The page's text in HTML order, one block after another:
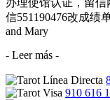
办理使馆认证，留
信551190476改成绩
and Mary
- Leer más -
910 616